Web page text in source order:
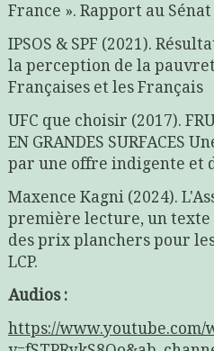
France ». Rapport au Sénat
IPSOS & SPF (2021).
la perception de la
Françaises et les Français
UFC que choisir (2017).
EN GRANDES SURFACES
par une offre indigente et
Maxence Kagni (2024).
première lecture, un
des prix planchers pour
LCP.
Audios :
https://www.youtube.com/